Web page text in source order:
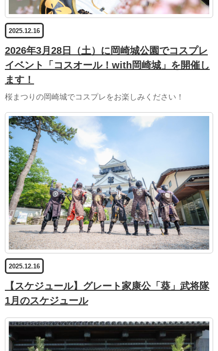
2025.12.16
2026年3月28日（土）に岡崎城公園でコスプレ
イベント「コスオール！with岡崎城」を開催し
ます！
桜まつりの岡崎城でコスプレをお楽しみください！
2025.12.16
【スケジュール】グレート家康公「葵」武将隊
1月のスケジュール